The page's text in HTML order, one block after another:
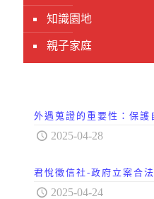
知識園地
親子家庭
外遇蒐證的重要性：保
2025-04-28
君悅徵信社-政府立案合
2025-04-24